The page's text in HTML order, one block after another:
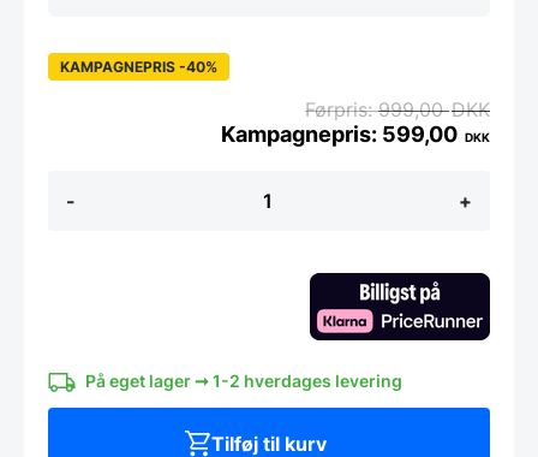
-
kniv
+
KAMPAGNEPRIS -40%
999,00DKK
599,00 DKK
På eget lager ➞ 1-2 hverdages levering
Tilføj til kurv